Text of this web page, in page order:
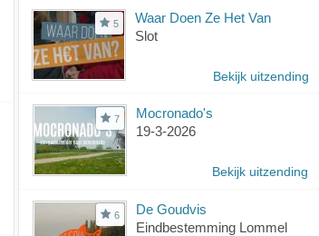
5
Waar Doen Ze Het Van
Slot
Bekijk uitzending
7
Mocronado's
19-3-2026
Bekijk uitzending
6
De Goudvis
Eindbestemming Lommel